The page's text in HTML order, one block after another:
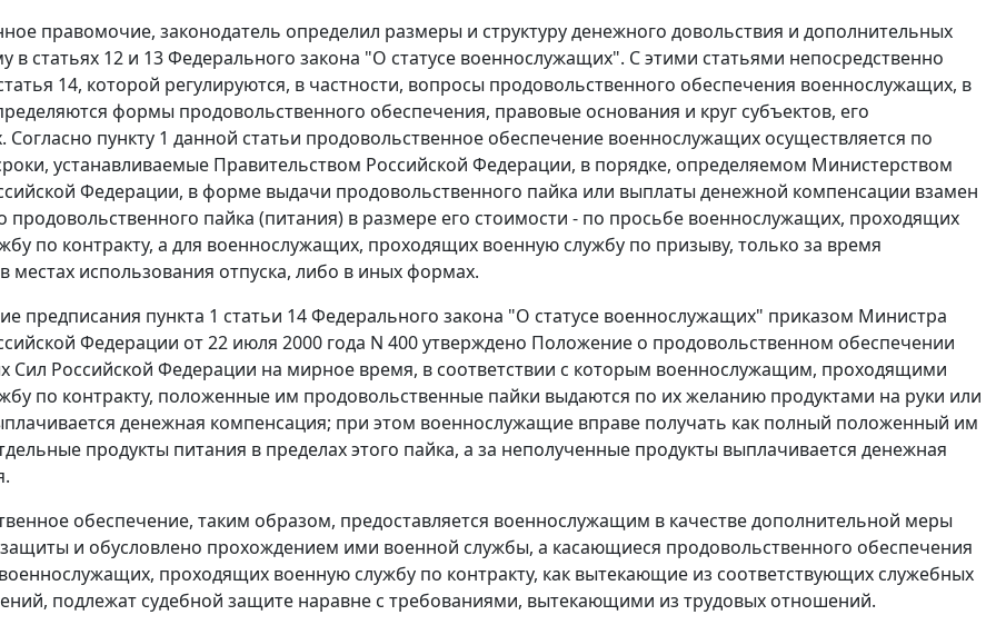
правомочие, законодатель определил размеры и структуру денежного довольствия и дополнительных
в статьях 12 и 13Федерального закона "О статусе военнослужащих". С этими статьями непосредственно
14, которой регулируются, в частности, вопросы продовольственного обеспечения военнослужащих, в
формы продовольственного обеспечения, правовые основания и круг субъектов, его
Согласно пункту 1 данной статьи продовольственное обеспечение военнослужащих осуществляется по
устанавливаемые Правительством Российской Федерации, в порядке, определяемом Министерством
Федерации, в форме выдачи продовольственного пайка или выплаты денежной компенсации взамен
продовольственного пайка (питания) в размере его стоимости - по просьбе военнослужащих, проходящих
по контракту, а для военнослужащих, проходящих военную службу по призыву, только за время
местах использования отпуска, либо в иных формах.
предписания пункта 1 статьи 14Федерального закона "О статусе военнослужащих" приказом Министра
Федерации от 22 июля 2000 года N 400 утверждено Положение о продовольственном обеспечении
Сил Российской Федерации на мирное время, в соответствии с которым военнослужащим, проходящими
по контракту, положенные им продовольственные пайки выдаются по их желанию продуктами на руки или
денежная компенсация; при этом военнослужащие вправе получать как полный положенный им
продукты питания в пределах этого пайка, а за неполученные продукты выплачивается денежная
обеспечение, таким образом, предоставляется военнослужащим в качестве дополнительной меры
и обусловлено прохождением ими военной службы, а касающиеся продовольственного обеспечения
проходящих военную службу по контракту, как вытекающие из соответствующих служебных
подлежат судебной защите наравне с требованиями, вытекающими из трудовых отношений.